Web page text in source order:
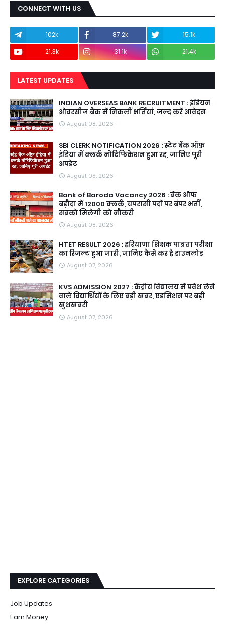
CONNECT WITH US
102k 87.2k
15.1k
21.3k
31.1k 21.4k
LATEST UPDATES
INDIAN OVERSEAS BANK RECRUITMENT : इंडियन
ओवरसीज बैंक में निकलीं भर्तियां, जल्द करें आवेदन
August 08, 2026
SBI CLERK NOTIFICATION 2026 : स्टेट बैंक ऑफ़
इंडिया में क्लर्क नोटिफिकेशन हुआ रद्द, जानिए पूरी
अपडेट
August 08, 2026
Bank of Baroda Vacancy 2026 : बैंक ऑफ
बड़ौदा में 12000 क्लर्क, चपरासी पदों पर बंपर भर्ती,
सबको मिलेगी को नौकरी
August 08, 2026
HTET RESULT 2026 : हरियाणा शिक्षक पात्रता परीक्षा
का रिजल्ट हुआ जारी, जानिए कैसे कर है डाउनलोड
August 07, 2026
KVS ADMISSION 2027 : केंद्रीय विद्यालय में प्रवेश लेने
वाले विद्यार्थियों के लिए बड़ी खबर, एडमिशन पर बड़ी
खुशखबरी
August 07, 2026
EXPLORE CATEGORIES
Job Updates
Earn Money